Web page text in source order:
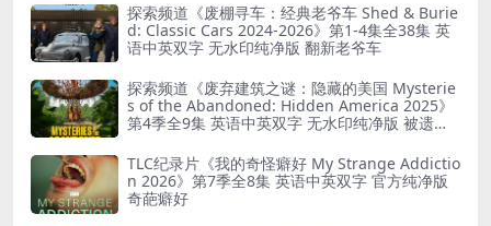
探索频道《废棚寻车：经典老爷车 Shed & Burie
d: Classic Cars 2024-2026》第1-4集全38集 英
语中英双字 无水印纯净版 翻新老爷车
探索频道《废弃建筑之谜：隐藏的美国 Mysterie
s of the Abandoned: Hidden America 2025》
第4季全9集 英语中英双字 无水印纯净版 被遗弃
TLC纪录片《我的奇怪癖好 My Strange Addictio
n 2026》第7季全8集 英语中英双字 官方纯净版
奇葩癖好